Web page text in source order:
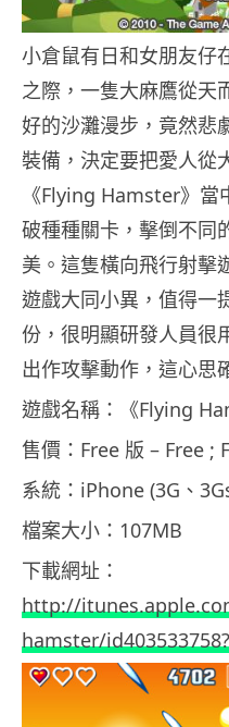
小倉鼠有日和女朋友仔
之際，一隻大麻鷹從天
好的沙灘漫步，竟然悲
裝備，決定要把愛人從
《Flying Hamster》當
破種種關卡，擊倒不同
美。這隻橫向飛行射擊
遊戲大同小異，值得一
份，很明顯研發人員很
出作攻擊動作，這心思
遊戲名稱：《Flying
售價：Free 版 – Free ;
系統：iPhone (3G、
檔案大小：107MB
下載網址：
http://
hamster/